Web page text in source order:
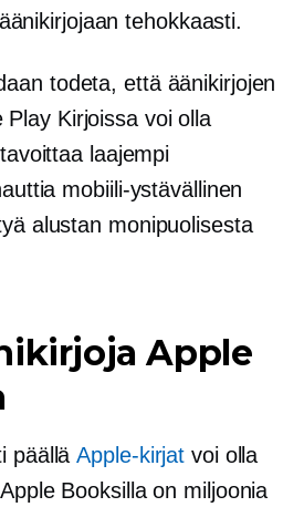
tehokkaasti.
todeta, että äänikirjojen
Kirjoissa voi olla
laajempi
mobiili-ystävällinen
alustan monipuolisesta
Apple
päälläApple-kirjat voi olla
Booksilla on miljoonia